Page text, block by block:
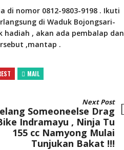
nomor 0812-9803-9198 . Ikuti
di Waduk Bojongsari-
hadiah , akan ada pembalap dan
,mantap .
MAIL
Next Post
Someoneelse Drag
Indramayu , Ninja Tu
155 cc Namyong Mulai
Tunjukan Bakat !!!